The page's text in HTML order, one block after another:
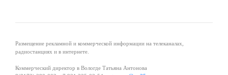
Размещение рекламной и коммерческой информации на телеканалах,
радиостанциях и в интернете.
Коммерческий директор в Вологде Татьяна Антонова